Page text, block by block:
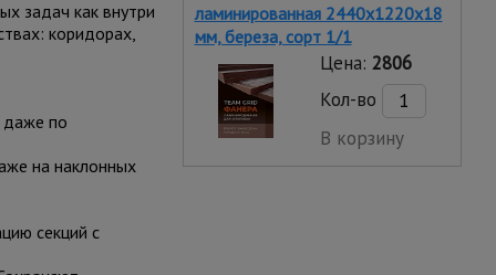
задач как внутри
коридорах,
даже по
на наклонных
секций с
ламинированная 2440х1220х18
мм, береза, сорт 1/1
Цена: 2806
Кол-во
В корзину